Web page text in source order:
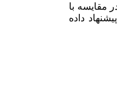
مقایسه با
داده